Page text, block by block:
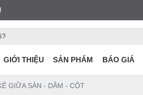
GIỚI THIỆU SẢN PHẨM BÁO GIÁ
GIỮA SÀN - DẦM - CỘT